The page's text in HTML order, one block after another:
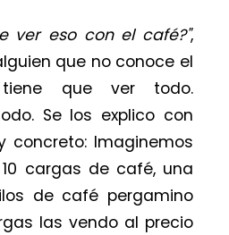
ver eso con el café?",
que no conoce el
tiene que ver todo.
Se los explico con
concreto: Imaginemos
cargas de café, una
de café pergamino
las vendo al precio